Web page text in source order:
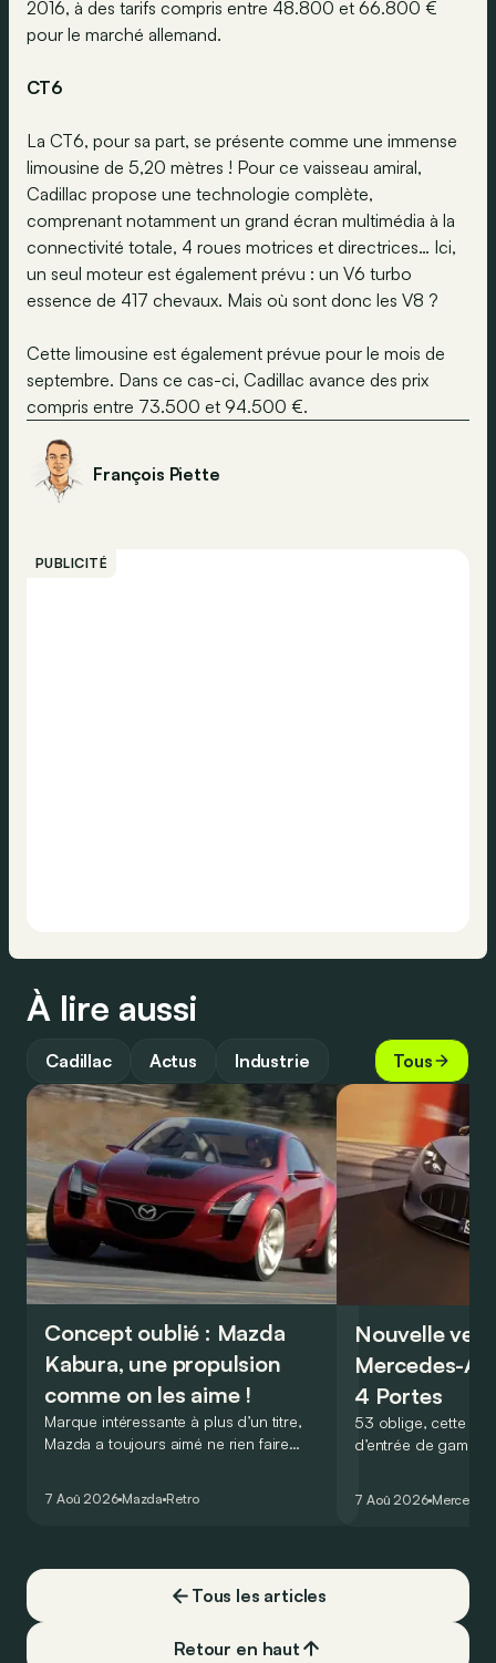
2016, à des tarifs compris entre 48.800 et 66.800 €
pour le marché allemand.
CT6
La CT6, pour sa part, se présente comme une immense
limousine de 5,20 mètres ! Pour ce vaisseau amiral,
Cadillac propose une technologie complète,
comprenant notamment un grand écran multimédia à la
connectivité totale, 4 roues motrices et directrices… Ici,
un seul moteur est également prévu : un V6 turbo
essence de 417 chevaux. Mais où sont donc les V8 ?
Cette limousine est également prévue pour le mois de
septembre. Dans ce cas-ci, Cadillac avance des prix
compris entre 73.500 et 94.500 €.
François Piette
PUBLICITÉ
À lire aussi
Cadillac Actus Industrie Tous
Concept oublié : Mazda
Kabura, une propulsion
comme on les aime !
Marque intéressante à plus d’un titre,
Mazda a toujours aimé ne rien faire
de la plus belle des manières…
7 Aoû 2026 Mazda Retro
Nouvelle
Mercedes-
4 Portes
53 oblige, cette
d’entrée de
moins…
7 Aoû 2026 Mercedes
Tous les articles
Retour en haut